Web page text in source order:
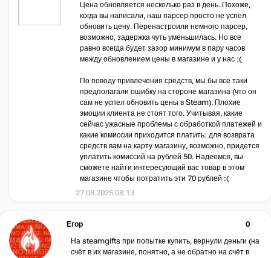
Цена обновляется несколько раз в день. Похоже,
когда вы написали, наш парсер просто не успел
обновить цену. Перенастроили немного парсер,
возможно, задержка чуть уменьшилась. Но все
равно всегда будет зазор минимум в пару часов
между обновлением цены в магазине и у нас :(
По поводу привлечения средств, мы бы все таки
предполагали ошибку на стороне магазина (что он
сам не успел обновить цены в Steam). Плохие
эмоции клиента не стоят того. Учитывая, какие
сейчас ужасные проблемы с обработкой платежей и
какие комиссии приходится платить: для возврата
средств вам на карту магазину, возможно, придется
уплатить комиссий на рублей 50. Надеемся, вы
сможете найти интересующий вас товар в этом
магазине чтобы потратить эти 70 рублей :(
27.08.2025 08:13
Егор
0
На steamgifts при попытке купить, вернули деньги (на
счёт в их магазине, понятно, а не обратно на счёт в